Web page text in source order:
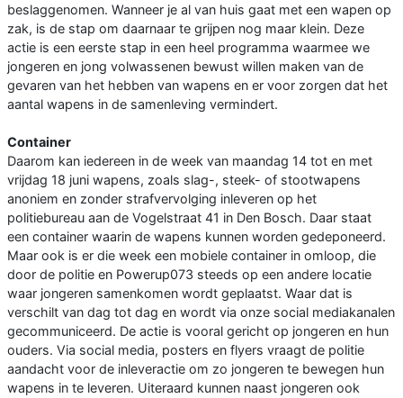
beslaggenomen. Wanneer je al van huis gaat met een wapen op
zak, is de stap om daarnaar te grijpen nog maar klein. Deze
actie is een eerste stap in een heel programma waarmee we
jongeren en jong volwassenen bewust willen maken van de
gevaren van het hebben van wapens en er voor zorgen dat het
aantal wapens in de samenleving vermindert.
Container
Daarom kan iedereen in de week van maandag 14 tot en met
vrijdag 18 juni wapens, zoals slag-, steek- of stootwapens
anoniem en zonder strafvervolging inleveren op het
politiebureau aan de Vogelstraat 41 in Den Bosch. Daar staat
een container waarin de wapens kunnen worden gedeponeerd.
Maar ook is er die week een mobiele container in omloop, die
door de politie en Powerup073 steeds op een andere locatie
waar jongeren samenkomen wordt geplaatst. Waar dat is
verschilt van dag tot dag en wordt via onze social mediakanalen
gecommuniceerd. De actie is vooral gericht op jongeren en hun
ouders. Via social media, posters en flyers vraagt de politie
aandacht voor de inleveractie om zo jongeren te bewegen hun
wapens in te leveren. Uiteraard kunnen naast jongeren ook